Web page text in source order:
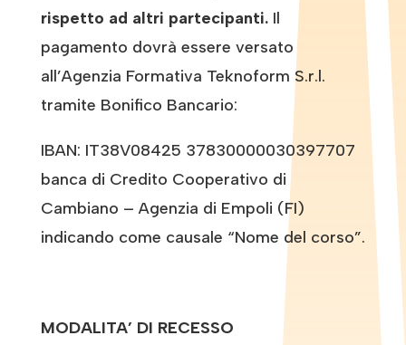
rispetto ad altri partecipanti. Il
pagamento dovrà essere versato
all’Agenzia Formativa Teknoform S.r.l.
tramite Bonifico Bancario:
IBAN: IT38V08425 37830000030397707
banca di Credito Cooperativo di
Cambiano – Agenzia di Empoli (FI)
indicando come causale “Nome del corso”.
MODALITA’ DI RECESSO